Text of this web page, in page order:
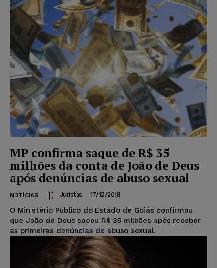
MP confirma saque de R$ 35
milhões da conta de João de Deus
após denúncias de abuso sexual
NOTÍCIAS Juristas - 17/12/2018
O Ministério Público do Estado de Goiás confirmou
que João de Deus sacou R$ 35 milhões após receber
as primeiras denúncias de abuso sexual.